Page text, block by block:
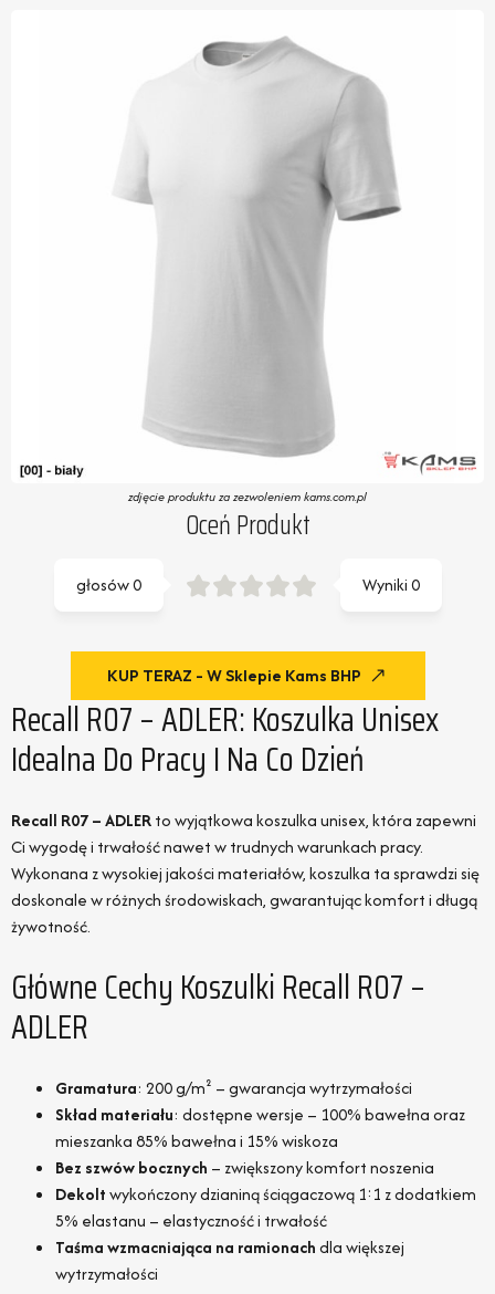
zdjęcie produktu za zezwoleniem kams.com.pl
Oceń Produkt
Wyniki0
głosów0
KUP TERAZ - W Sklepie Kams BHP
Recall R07 – ADLER: Koszulka Unisex
Idealna Do Pracy I Na Co Dzień
Recall R07 – ADLERto wyjątkowa koszulka unisex, która zapewni
Ci wygodę i trwałość nawet w trudnych warunkach pracy.
Wykonana z wysokiej jakości materiałów, koszulka ta sprawdzi się
doskonale w różnych środowiskach, gwarantując komfort i długą
żywotność.
Główne Cechy Koszulki Recall R07 –
ADLER
Gramatura: 200 g/m² – gwarancja wytrzymałości
Skład materiału: dostępne wersje – 100% bawełna oraz
mieszanka 85% bawełna i 15% wiskoza
Bez szwów bocznych – zwiększony komfort noszenia
Dekoltwykończony dzianiną ściągaczową 1:1 z dodatkiem
5% elastanu – elastyczność i trwałość
Taśma wzmacniająca na ramionachdla większej
wytrzymałości